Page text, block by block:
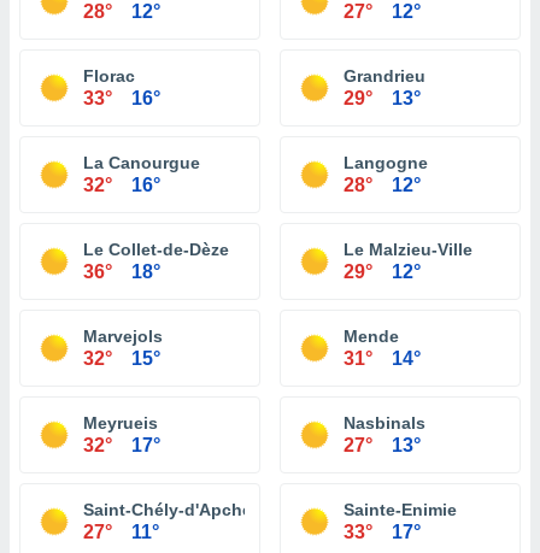
28° 12° 27° 12°
Florac
33° 16°
Grandrieu
29° 13°
La Canourgue
32° 16°
Langogne
28° 12°
Le Collet-de-Dèze
36° 18°
Le Malzieu-Ville
29° 12°
Marvejols
32° 15°
Mende
31° 14°
Meyrueis
32° 17°
Nasbinals
27° 13°
Saint-Chély-d'Apcher
27° 11°
Sainte-Enimie
33° 17°